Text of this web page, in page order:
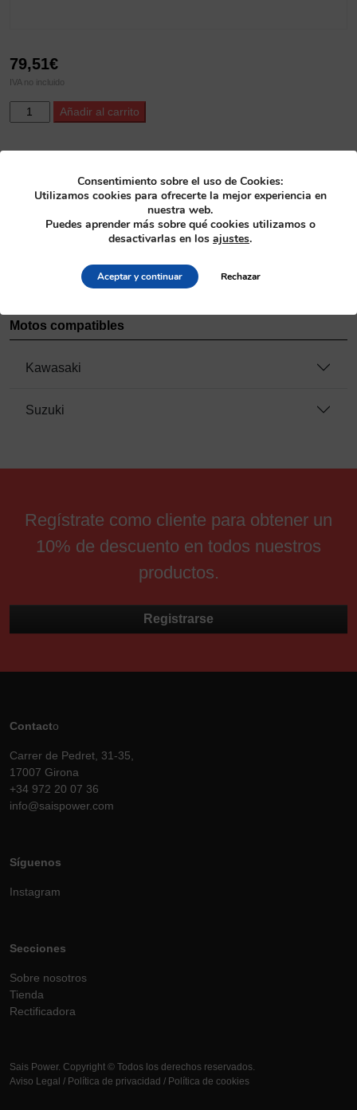
79,51€
IVA no incluido
ProX
Titanium
Añadir al carrito
Culatas >Válvulas de titanio
Motos compatibles
Kawasaki
Suzuki
Regístrate como cliente para obtener un
10% de descuento en todos nuestros
productos.
Registrarse
Contacto
Carrer de Pedret, 31-35,
17007 Girona
+34 972 20 07 36
info@saispower.com
Síguenos
Instagram
Secciones
Sobre nosotros
Tienda
Rectificadora
Sais Power. Copyright © Todos los derechos reservados.
Aviso Legal / Política de privacidad / Política de cookies
Consentimiento sobre el uso de Cookies:
Utilizamos cookies para ofrecerte la mejor experiencia en
nuestra web.
Puedes aprender más sobre qué cookies utilizamos o
desactivarlas en los ajustes.
Aceptar y continuar Rechazar